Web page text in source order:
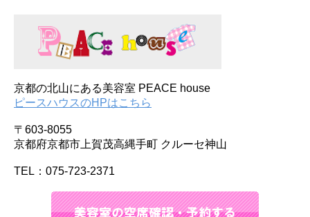
京都の北山にある美容室 PEACE house
ピースハウスのHPはこちら
〒603-8055
京都府京都市上賀茂高縄手町 クルーセ神山
TEL：075-723-2371